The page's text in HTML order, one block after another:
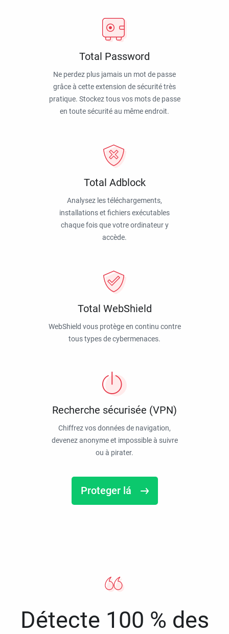
Total Password
Ne perdez plus jamais un mot de passe
grâce à cette extension de sécurité très
pratique. Stockez tous vos mots de passe
en toute sécurité au même endroit.
Total Adblock
Analysez les téléchargements,
installations et fichiers exécutables
chaque fois que votre ordinateur y
accède.
Total WebShield
WebShield vous protège en continu contre
tous types de cybermenaces.
Recherche sécurisée (VPN)
Chiffrez vos données de navigation,
devenez anonyme et impossible à suivre
ou à pirater.
Proteger lá
Détecte 100 % des